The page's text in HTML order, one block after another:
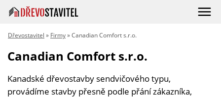
Dřevostavitel » Firmy» Canadian Comfort s.r.o.
Canadian Comfort s.r.o.
Kanadské dřevostavby sendvičového typu,
provádíme stavby přesně podle přání zákazníka,